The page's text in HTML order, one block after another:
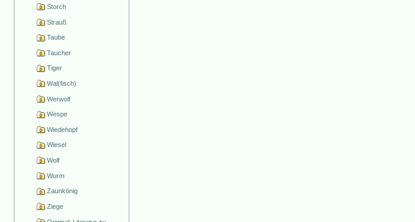
Storch
Strauß
Taube
Taucher
Tiger
Wal(fisch)
Werwolf
Wespe
Wiedehopf
Wiesel
Wolf
Wurm
Zaunkönig
Ziege